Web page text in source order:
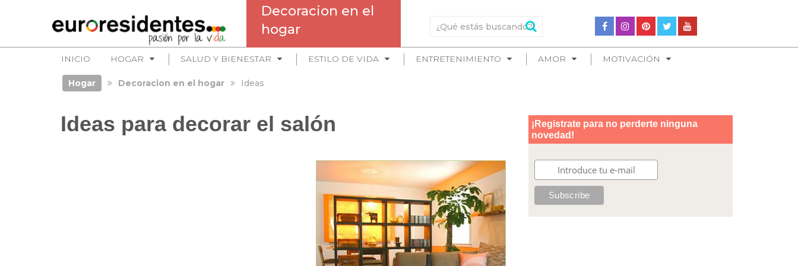
Decoracion en el
hogar
INICIO HOGAR SALUD Y BIENESTAR ESTILO DE VIDA ENTRETENIMIENTO AMOR MOTIVACIÓN
Hogar Decoracion en el hogar Ideas
Ideas para decorar el salón